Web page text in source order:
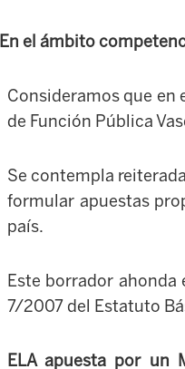
En el ámbito
Consideramos que en
de Función Pública
Se contempla
formular apuestas
país.
Este borrador
7/2007 del Estatuto
ELA apuesta por un